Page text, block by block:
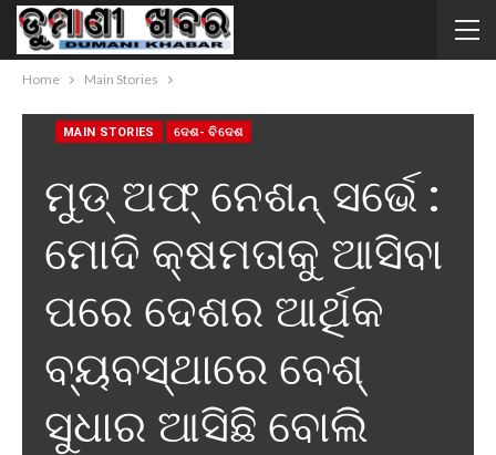
Home Main Stories
MAIN STORIES ଦେଶ- ବିଦେଶ
ମୁଡ୍ ଅଫ୍ ନେଶନ୍ ସର୍ଭେ :
ମୋଦି କ୍ଷମତାକୁ ଆସିବା
ପରେ ଦେଶର ଆର୍ଥିକ
ବ୍ୟବସ୍ଥାରେ ବେଶ୍
ସୁଧାର ଆସିଛି ବୋଲି